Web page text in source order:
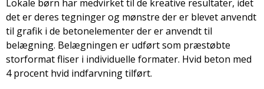
Lokale børn har medvirket til de kreative resultater, idet
det er deres tegninger og mønstre der er blevet anvendt
til grafik i de betonelementer der er anvendt til
belægning. Belægningen er udført som præstøbte
storformat fliser i individuelle formater. Hvid beton med
4 procent hvid indfarvning tilført.